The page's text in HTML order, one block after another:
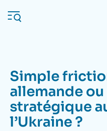
au
contenu
Navigation
principale
L'Ifri
Simple
allemande
stratégique
l’Ukraine ?